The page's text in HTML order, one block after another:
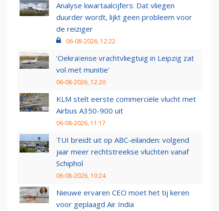
Analyse kwartaalcijfers: Dat vliegen
duurder wordt, lijkt geen probleem voor
de reiziger
06-08-2026, 12:22
'Oekraïense vrachtvliegtuig in Leipzig zat
vol met munitie'
06-08-2026, 12:20
KLM stelt eerste commerciële vlucht met
Airbus A350-900 uit
06-08-2026, 11:17
TUI breidt uit op ABC-eilanden: volgend
jaar meer rechtstreekse vluchten vanaf
Schiphol
06-08-2026, 10:24
Nieuwe ervaren CEO moet het tij keren
voor geplaagd Air India